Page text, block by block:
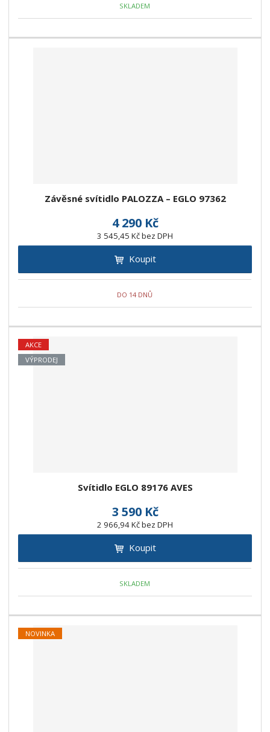
SKLADEM
Závěsné svítidlo PALOZZA – EGLO 97362
4 290 Kč
3 545,45 Kč bez DPH
Koupit
DO 14 DNŮ
AKCE
VÝPRODEJ
Svítidlo EGLO 89176 AVES
3 590 Kč
2 966,94 Kč bez DPH
Koupit
SKLADEM
NOVINKA